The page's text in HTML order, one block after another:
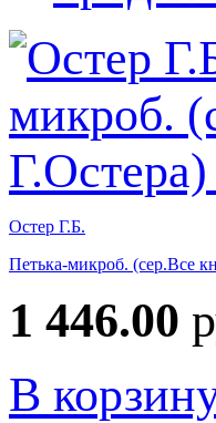
Остер Г.Б.
Петька-микроб. (сер.Все
1 446.00
В